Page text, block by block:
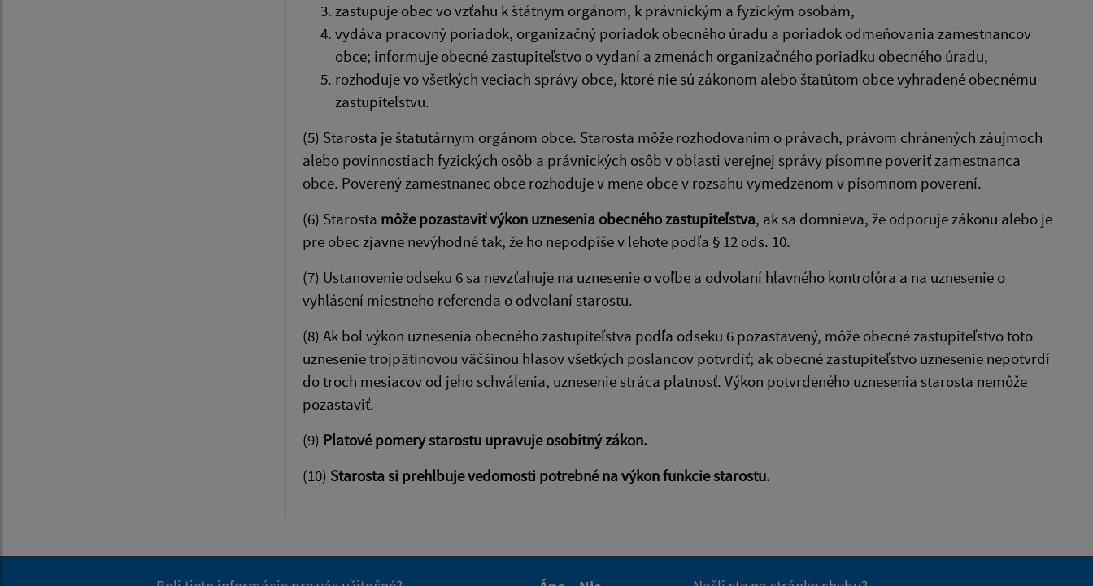
zastupuje obec vo vzťahu k štátnym orgánom, k právnickým a fyzickým osobám,
vydáva pracovný poriadok, organizačný poriadok obecného úradu a poriadok odmeňovania zamestnancov
obce; informuje obecné zastupiteľstvo o vydaní a zmenách organizačného poriadku obecného úradu,
rozhoduje vo všetkých veciach správy obce, ktoré nie sú zákonom alebo štatútom obce vyhradené obecnému
zastupiteľstvu.
(5) Starosta je štatutárnym orgánom obce. Starosta môže rozhodovaním o právach, právom chránených záujmoch
alebo povinnostiach fyzických osôb a právnických osôb v oblasti verejnej správy písomne poveriť zamestnanca
obce. Poverený zamestnanec obce rozhoduje v mene obce v rozsahu vymedzenom v písomnom poverení.
(6) Starosta môže pozastaviť výkon uznesenia obecného zastupiteľstva, ak sa domnieva, že odporuje zákonu alebo je
pre obec zjavne nevýhodné tak, že ho nepodpíše v lehote podľa § 12 ods. 10.
(7) Ustanovenie odseku 6 sa nevzťahuje na uznesenie o voľbe a odvolaní hlavného kontrolóra a na uznesenie o
vyhlásení miestneho referenda o odvolaní starostu.
(8) Ak bol výkon uznesenia obecného zastupiteľstva podľa odseku 6 pozastavený, môže obecné zastupiteľstvo toto
uznesenie trojpätinovou väčšinou hlasov všetkých poslancov potvrdiť; ak obecné zastupiteľstvo uznesenie nepotvrdí
do troch mesiacov od jeho schválenia, uznesenie stráca platnosť. Výkon potvrdeného uznesenia starosta nemôže
pozastaviť.
(9) Platové pomery starostu upravuje osobitný zákon.
(10) Starosta si prehlbuje vedomosti potrebné na výkon funkcie starostu.